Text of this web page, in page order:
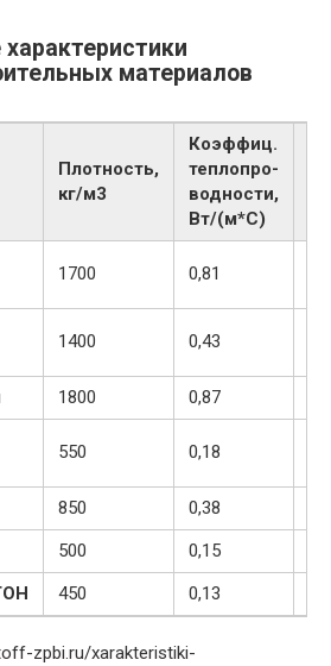
материалов
Плотность,
кг/м3
Коэффиц.
теплопро-
водности,
Вт/(м*С)
1700 0,81
1400 0,43
1800 0,87
550 0,18
850 0,38
500 0,15
450 0,13
zpbi.ru/xarakteristiki-